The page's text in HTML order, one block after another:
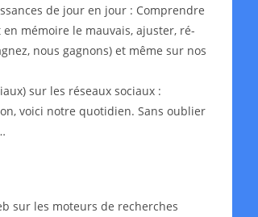
de jour en jour : Comprendre
mémoire le mauvais, ajuster, ré-
nous gagnons) et même sur nos
sur les réseaux sociaux :
voici notre quotidien. Sans oublier
sur les moteurs de recherches